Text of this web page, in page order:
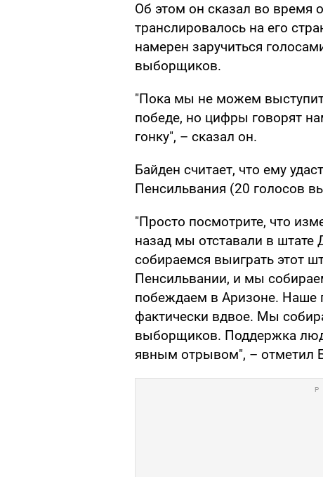
Об этом он сказал во время
транслировалось на его
намерен заручиться
выборщиков.
"Пока мы не можем
победе, но цифры говорят
гонку", – сказал он.
Байден считает, что ему
Пенсильвания (20 голосов
"Просто посмотрите, что
назад мы отставали в
собираемся выиграть этот
Пенсильвании, и мы
побеждаем в Аризоне. Наше
фактически вдвое. Мы
выборщиков. Поддержка
явным отрывом", – отметил